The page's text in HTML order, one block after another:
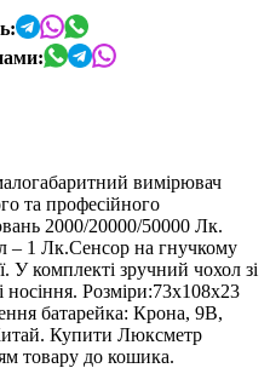
вимірювач
та професійного
2000/20000/50000 Лк.
– 1 Лк.Сенсор на гнучкому
У комплекті зручний чохол зі
носіння. Розміри:73х108х23
батарейка: Крона, 9В,
Купити Люксметр
товару до кошика.